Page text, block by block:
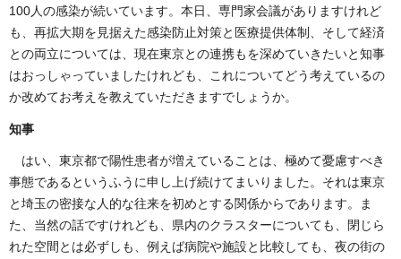
100人の感染が続いています。本日、専門家会議がありますけれど
も、再拡大期を見据えた感染防止対策と医療提供体制、そして経済
との両立については、現在東京との連携もを深めていきたいと知事
はおっしゃっていましたけれども、これについてどう考えているの
か改めてお考えを教えていただきますでしょうか。
知事
はい、東京都で陽性患者が増えていることは、極めて憂慮すべき
事態であるというふうに申し上げ続けてまいりました。それは東京
と埼玉の密接な人的な往来を初めとする関係からであります。ま
た、当然の話ですけれども、県内のクラスターについても、閉じら
れた空間とは必ずしも、例えば病院や施設と比較しても、夜の街の